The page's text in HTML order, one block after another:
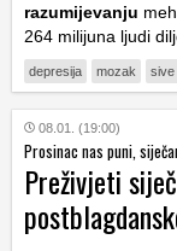
razumijevanju
264 milijuna ljudi
depresija mozak sive
08.01. (19:00)
Prosinac nas puni,
Preživjeti